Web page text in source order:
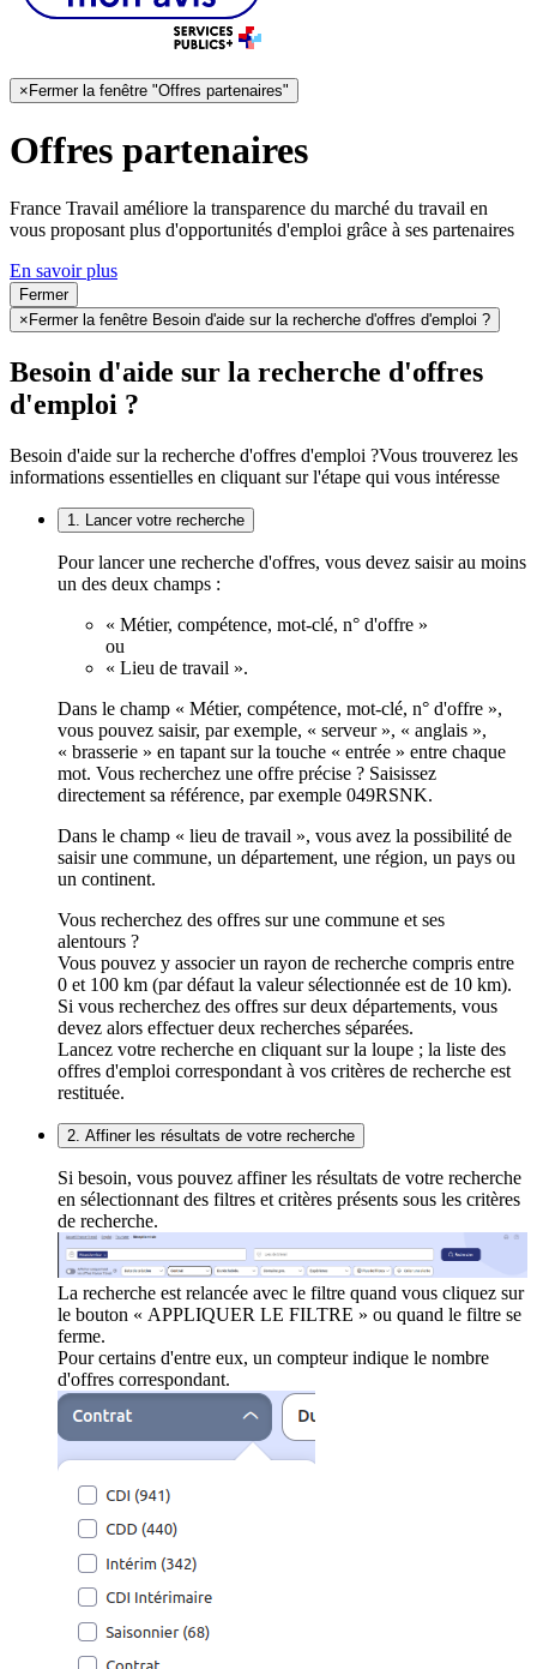
×Fermer la fenêtre "Offres partenaires"
Offres partenaires
France Travail améliore la transparence du marché du travail en
vous proposant plus d'opportunités d'emploi grâce à ses partenaires
En savoir plus
Fermer
× Fermer la fenêtre Besoin d'aide sur la recherche d'offres d'emploi ?
Besoin d'aide sur la recherche d'offres
d'emploi ?
Besoin d'aide sur la recherche d'offres d'emploi ?Vous trouverez les
informations essentielles en cliquant sur l'étape qui vous intéresse
1. Lancer votre recherche
Pour lancer une recherche d'offres, vous devez saisir au moins
un des deux champs :
« Métier, compétence, mot-clé, n° d'offre »
ou
« Lieu de travail ».
Dans le champ « Métier, compétence, mot-clé, n° d'offre »,
vous pouvez saisir, par exemple, « serveur », « anglais »,
« brasserie » en tapant sur la touche « entrée » entre chaque
mot. Vous recherchez une offre précise ? Saisissez
directement sa référence, par exemple 049RSNK.
Dans le champ « lieu de travail », vous avez la possibilité de
saisir une commune, un département, une région, un pays ou
un continent.
Vous recherchez des offres sur une commune et ses
alentours ?
Vous pouvez y associer un rayon de recherche compris entre
0 et 100 km (par défaut la valeur sélectionnée est de 10 km).
Si vous recherchez des offres sur deux départements, vous
devez alors effectuer deux recherches séparées.
Lancez votre recherche en cliquant sur la loupe ; la liste des
offres d'emploi correspondant à vos critères de recherche est
restituée.
2. Affiner les résultats de votre recherche
Si besoin, vous pouvez affiner les résultats de votre recherche
en sélectionnant des filtres et critères présents sous les critères
de recherche.
La recherche est relancée avec le filtre quand vous cliquez sur
le bouton « APPLIQUER LE FILTRE » ou quand le filtre se
ferme.
Pour certains d'entre eux, un compteur indique le nombre
d'offres correspondant.